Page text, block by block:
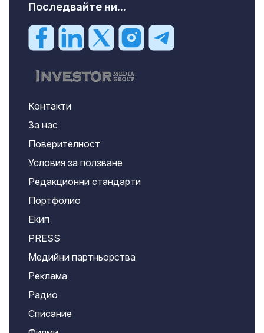
Последвайте ни...
Контакти
За нас
Поверителност
Условия за ползване
Редакционни стандарти
Портфолио
Екип
PRESS
Медийни партньорства
Реклама
Радио
Списание